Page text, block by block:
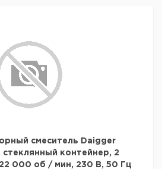
смеситель Daigger
стеклянный контейнер, 2
000 об / мин, 230 В, 50 Гц